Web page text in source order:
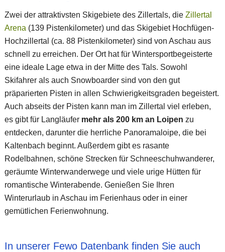
Zwei der attraktivsten Skigebiete des Zillertals, die Zillertal
Arena (139 Pistenkilometer) und das Skigebiet Hochfügen-
Hochzillertal (ca. 88 Pistenkilometer) sind von Aschau aus
schnell zu erreichen. Der Ort hat für Wintersportbegeisterte
eine ideale Lage etwa in der Mitte des Tals. Sowohl
Skifahrer als auch Snowboarder sind von den gut
präparierten Pisten in allen Schwierigkeitsgraden begeistert.
Auch abseits der Pisten kann man im Zillertal viel erleben,
es gibt für Langläufer mehr als 200 km an Loipen zu
entdecken, darunter die herrliche Panoramaloipe, die bei
Kaltenbach beginnt. Außerdem gibt es rasante
Rodelbahnen, schöne Strecken für Schneeschuhwanderer,
geräumte Winterwanderwege und viele urige Hütten für
romantische Winterabende. Genießen Sie Ihren
Winterurlaub in Aschau im Ferienhaus oder in einer
gemütlichen Ferienwohnung.
In unserer Fewo Datenbank finden Sie auch